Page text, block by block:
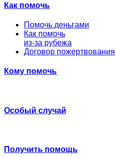
Как помочь
Помочь деньгами
Как помочь
из-за рубежа
Договор пожертвования
Кому помочь
Особый случай
Получить помощь